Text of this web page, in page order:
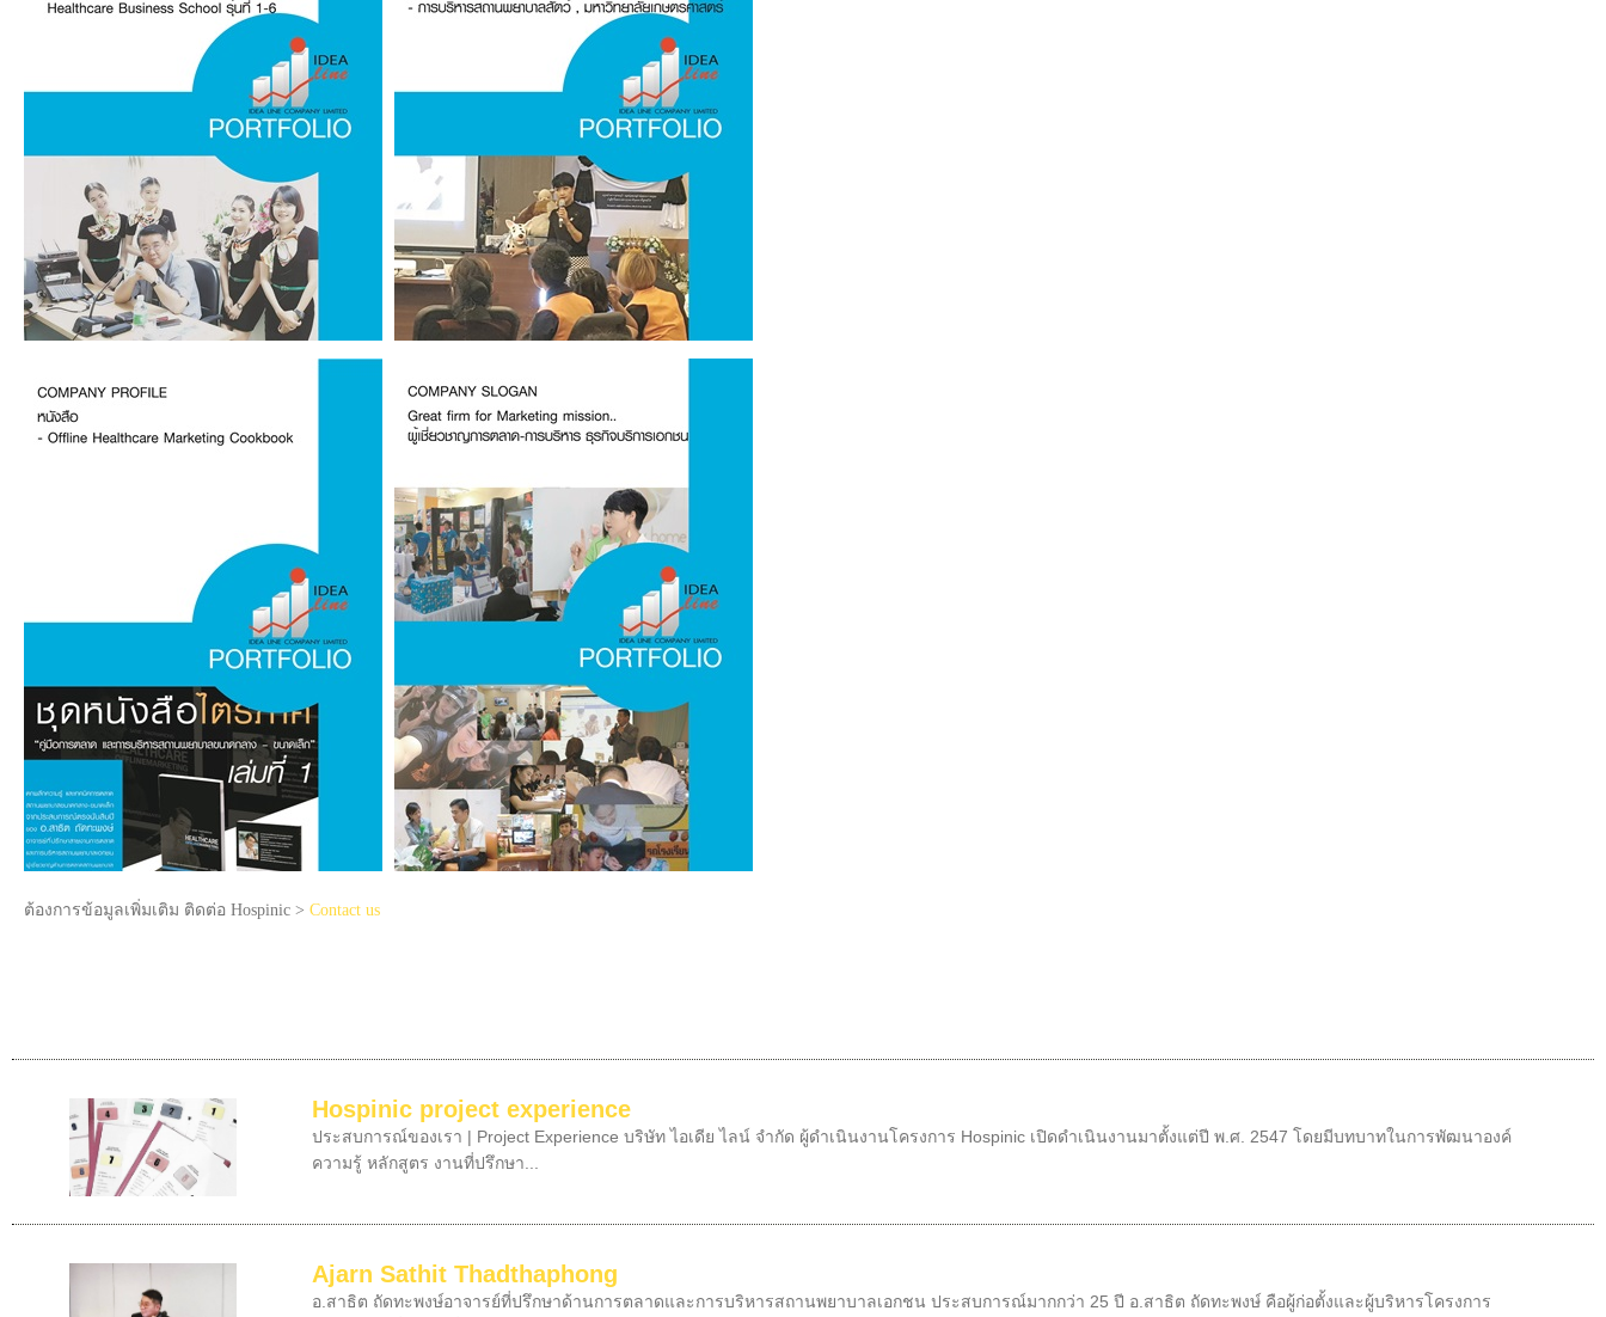
ต้องการข้อมูลเพิ่มเติม ติดต่อ Hospinic > Contact us
Hospinic project experience
ประสบการณ์ของเรา | Project Experience บริษัท ไอเดีย ไลน์ จำกัด ผู้ดำเนินงานโครงการ Hospinic เปิดดำเนินงานมาตั้งแต่ปี พ.ศ. 2547 โดยมีบทบาทในการพัฒนาองค์
ความรู้ หลักสูตร งานที่ปรึกษา...
Ajarn Sathit Thadthaphong
อ.สาธิต ถัดทะพงษ์อาจารย์ที่ปรึกษาด้านการตลาดและการบริหารสถานพยาบาลเอกชน ประสบการณ์มากกว่า 25 ปี อ.สาธิต ถัดทะพงษ์ คือผู้ก่อตั้งและผู้บริหารโครงการ